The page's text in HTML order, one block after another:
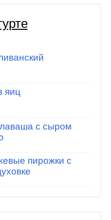
яиц
с сыром
пирожки с